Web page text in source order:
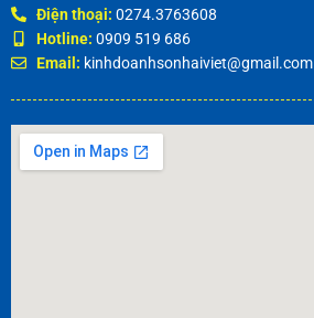
Điện thoại: 0274.3763608
Hotline: 0909 519 686
Email: kinhdoanhsonhaiviet@gmail.com